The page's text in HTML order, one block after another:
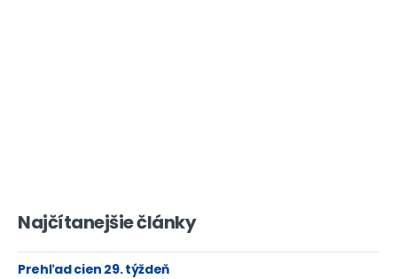
Najčítanejšie články
Prehľad cien 29. týždeň